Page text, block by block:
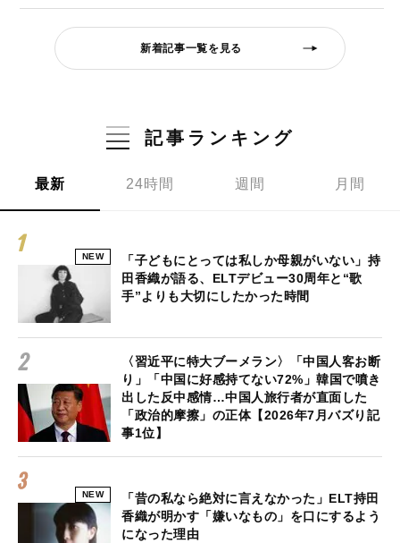
新着記事一覧を見る
記事ランキング
最新 24時間 週間 月間
NEW
「子どもにとっては私しか母親がいない」持
田香織が語る、ELTデビュー30周年と“歌
手”よりも大切にしたかった時間
〈習近平に特大ブーメラン〉「中国人客お断
り」「中国に好感持てない72%」韓国で噴き
出した反中感情…中国人旅行者が直面した
「政治的摩擦」の正体【2026年7月バズり記
事1位】
NEW
「昔の私なら絶対に言えなかった」ELT持田
香織が明かす「嫌いなもの」を口にするよう
になった理由